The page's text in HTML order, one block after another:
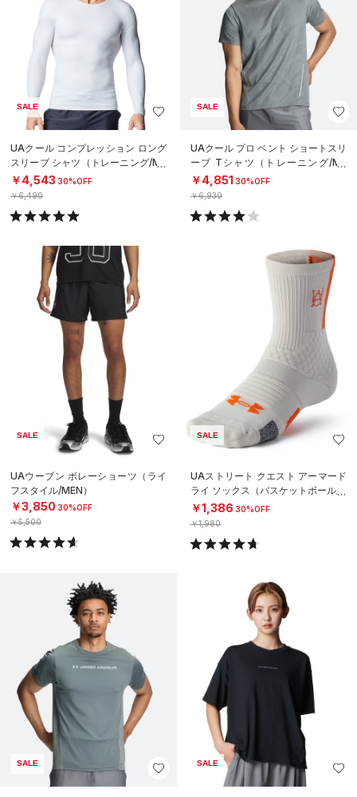
SALE
UAクール コンプレッション ロング
スリーブ シャツ（トレーニング/ME
N）
￥4,543 30%OFF
￥6,490
SALE
UAクール プロ ベント ショートスリ
ーブ Tシャツ（トレーニング/ME
N）
￥4,851 30%OFF
￥6,930
SALE
UAウーブン ボレーショーツ（ライ
フスタイル/MEN）
￥3,850 30%OFF
￥5,500
SALE
UAストリート クエスト アーマード
ライ ソックス（バスケットボール/U
NISEX）
￥1,386 30%OFF
￥1,980
SALE SALE